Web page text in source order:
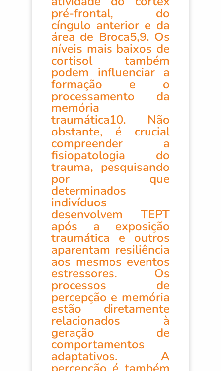
pré-frontal, do
cíngulo anterior e da
área de Broca5,9. Os
níveis mais baixos de
cortisol também
podem influenciar a
formação e o
processamento da
memória
traumática10. Não
obstante, é crucial
compreender a
fisiopatologia do
trauma, pesquisando
por que
determinados
indivíduos
desenvolvem TEPT
após a exposição
traumática e outros
aparentam resiliência
aos mesmos eventos
estressores. Os
processos de
percepção e memória
estão diretamente
relacionados à
geração de
comportamentos
adaptativos. A